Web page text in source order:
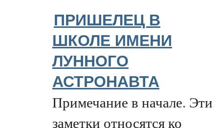
ПРИШЕЛЕЦ В
ШКОЛЕ ИМЕНИ
ЛУННОГО
АСТРОНАВТА
Примечание в начале. Эти
заметки относятся ко